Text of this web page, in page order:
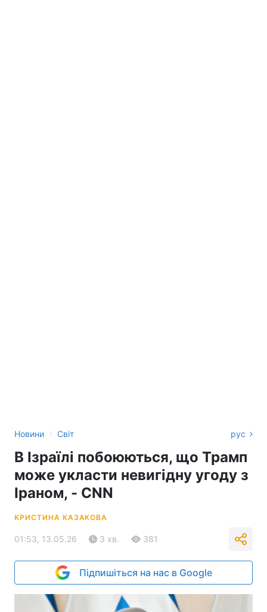
Новини › Світ рус
В Ізраїлі побоюються, що Трамп
може укласти невигідну угоду з
Іраном, - CNN
КРИСТИНА КАЗАКОВА
01:53, 13.05.26 3 хв. 381
Підпишіться на нас в Google